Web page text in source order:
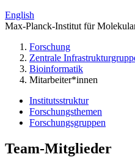
English
Max-Planck-Institut für
Forschung
Zentrale
Bioinformatik
Mitarbeiter*innen
Institutsstruktur
Forschungsthemen
Forschungsgruppen
Team-Mitglieder